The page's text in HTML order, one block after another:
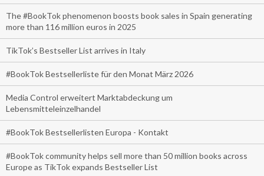
The #BookTok phenomenon boosts book sales in Spain generating
more than 116 million euros in 2025
TikTok’s Bestseller List arrives in Italy
#BookTok Bestsellerliste für den Monat März 2026
Media Control erweitert Marktabdeckung um
Lebensmitteleinzelhandel
#BookTok Bestsellerlisten Europa - Kontakt
#BookTok community helps sell more than 50 million books across
Europe as TikTok expands Bestseller List